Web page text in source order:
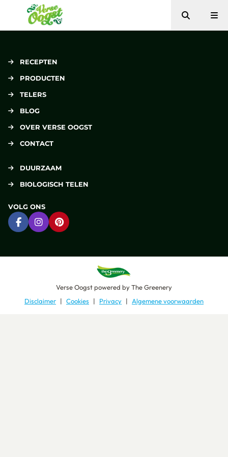
Verse Oogst
Zoeken
RECEPTEN
PRODUCTEN
TELERS
BLOG
OVER VERSE OOGST
CONTACT
DUURZAAM
BIOLOGISCH TELEN
VOLG ONS
Ga naar Facebook
Ga naar Instagram
Ga naar Pinterest
Verse Oogstpowered byThe Greenery
Disclaimer
Cookies Privacy Algemene voorwaarden